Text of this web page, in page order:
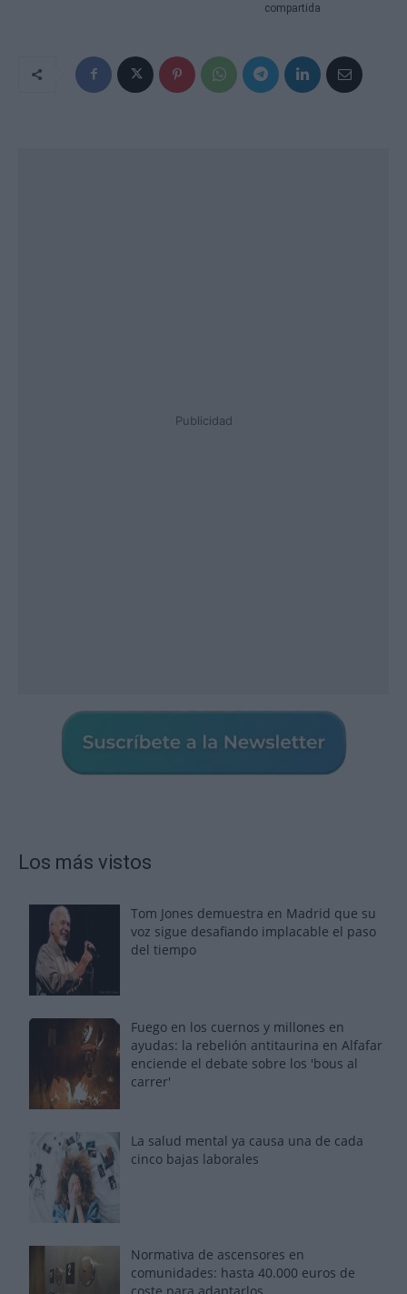
compartida
Publicidad
Los más vistos
Tom Jones demuestra en Madrid que su
voz sigue desafiando implacable el paso
del tiempo
Fuego en los cuernos y millones en
ayudas: la rebelión antitaurina en Alfafar
enciende el debate sobre los 'bous al
carrer'
La salud mental ya causa una de cada
cinco bajas laborales
Normativa de ascensores en
comunidades: hasta 40.000 euros de